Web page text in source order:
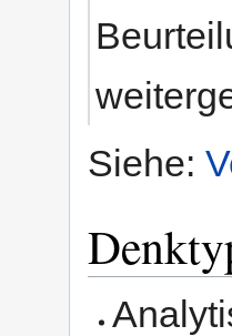
Siehe: